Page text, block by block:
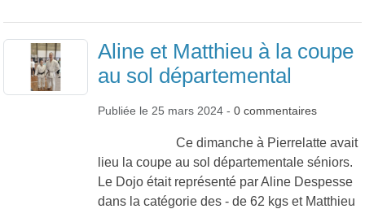
Aline et Matthieu à la coupe
au sol départemental
Publiée le 25 mars 2024 - 0 commentaires
Ce dimanche à Pierrelatte avait
lieu la coupe au sol départementale séniors.
Le Dojo était représenté par Aline Despesse
dans la catégorie des - de 62 kgs et Matthieu